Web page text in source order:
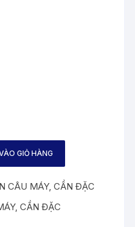
GIỎ HÀNG
CÂU MÁY,CẦN ĐẶC
,CẦN ĐẶC